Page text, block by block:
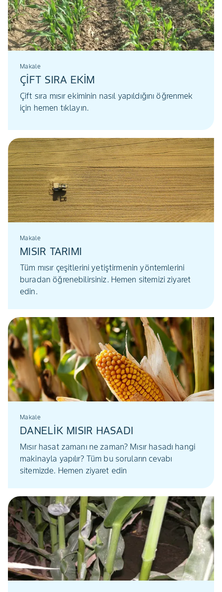
Makale
ÇİFT SIRA EKİM
Çift sıra mısır ekiminin nasıl yapıldığını öğrenmek
için hemen tıklayın.
Makale
MISIR TARIMI
Tüm mısır çeşitlerini yetiştirmenin yöntemlerini
buradan öğrenebilirsiniz. Hemen sitemizi ziyaret
edin.
Makale
DANELİK MISIR HASADI
Mısır hasat zamanı ne zaman? Mısır hasadı hangi
makinayla yapılır? Tüm bu soruların cevabı
sitemizde. Hemen ziyaret edin